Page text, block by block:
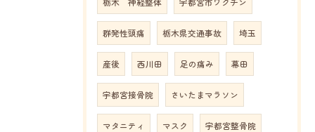
群発性頭痛 栃木県交通事故 埼玉
産後 西川田 足の痛み 幕田
宇都宮接骨院 さいたまマラソン
マタニティ マスク 宇都宮整骨院